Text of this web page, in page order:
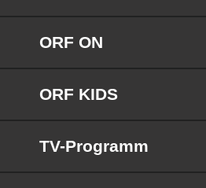
ORF ON
ORF KIDS
TV-Programm